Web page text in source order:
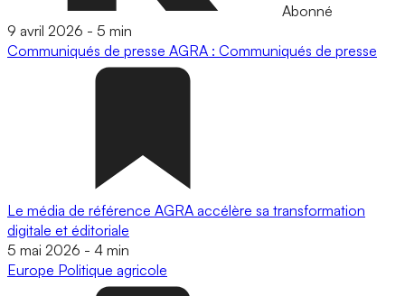
Abonné
9 avril 2026 - 5 min
Communiqués de presse AGRA : Communiqués de presse
Le média de référence AGRA accélère sa transformation
digitale et éditoriale
5 mai 2026 - 4 min
Europe Politique agricole